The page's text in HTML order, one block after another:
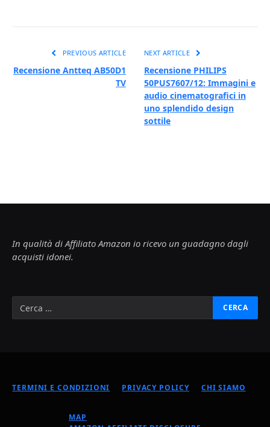
PREVIOUS ARTICLE
Recensione Antteq AB50D1
TV
NEXT ARTICLE
Recensione PHILIPS
50PUS7607/12: Immagini e
audio cinematografici in
uno splendido design
sottile
In qualità di Affiliato Amazon io ricevo un guadagno dagli
acquisti idonei.
TERMINI E CONDIZIONI PRIVACY POLICY CHI SIAMO
MAP